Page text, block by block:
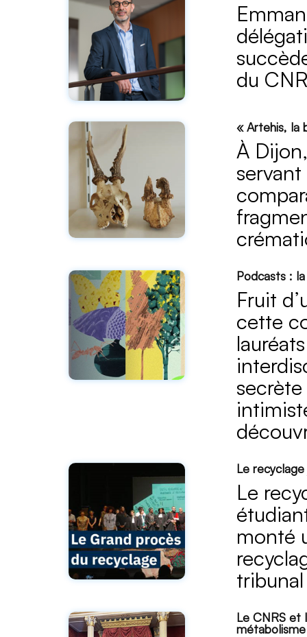
du
« Artehis, la
À
Podcasts :
Fruit
cette
Le
Le
monté
Le CNRS et
métabolisme